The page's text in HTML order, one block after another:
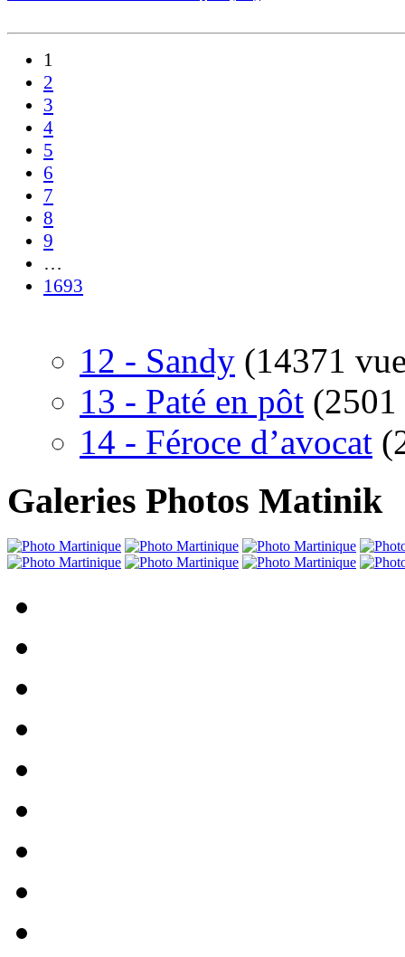
1
2
3
4
5
6
7
8
9
…
1693
12 - Sandy (14371
13 - Paté en pôt (2501
14 - Féroce d’avocat
Galeries Photos Matinik